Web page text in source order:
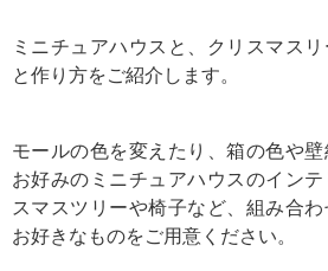
ミニチュアハウスと、クリスマス
と作り方をご紹介します。
モールの色を変えたり、箱の色や壁
お好みのミニチュアハウスのイン
スマスツリーや椅子など、組み合
お好きなものをご用意ください。